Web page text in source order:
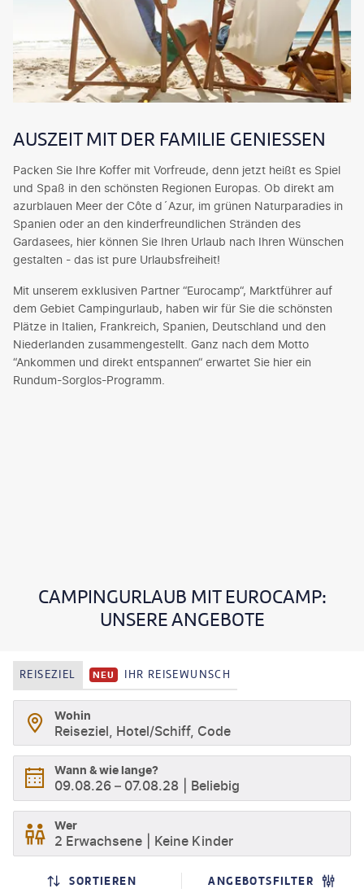
AUSZEIT MIT DER FAMILIE GENIESSEN
Packen Sie Ihre Koffer mit Vorfreude, denn jetzt heißt es Spiel
und Spaß in den schönsten Regionen Europas. Ob direkt am
azurblauen Meer der Côte d´Azur, im grünen Naturparadies in
Spanien oder an den kinderfreundlichen Stränden des
Gardasees, hier können Sie Ihren Urlaub nach Ihren Wünschen
gestalten - das ist pure Urlaubsfreiheit!
Mit unserem exklusiven Partner “Eurocamp“, Marktführer auf
dem Gebiet Campingurlaub, haben wir für Sie die schönsten
Plätze in Italien, Frankreich, Spanien, Deutschland und den
Niederlanden zusammengestellt. Ganz nach dem Motto
“Ankommen und direkt entspannen“ erwartet Sie hier ein
Rundum-Sorglos-Programm.
CAMPINGURLAUB MIT EUROCAMP:
UNSERE ANGEBOTE
REISEZIEL NEU IHR REISEWUNSCH
Wohin
Reiseziel, Hotel/Schiff, Code
Wann & wie lange?
09.08.26 – 07.08.28 Beliebig
Wer
2 Erwachsene Keine Kinder
SORTIEREN ANGEBOTSFILTER